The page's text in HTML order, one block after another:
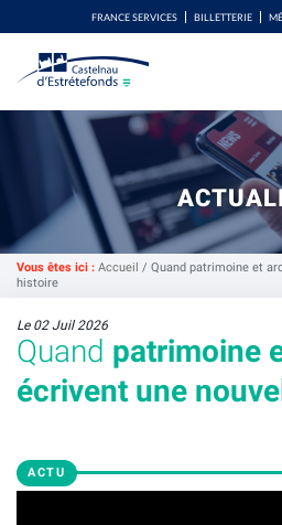
FRANCE SERVICES BILLETTERIE
Vous êtes ici : Accueil / Quand patrimoine et
histoire
Le 02 Juil 2026
Quand patrimoine
écrivent une
ACTU